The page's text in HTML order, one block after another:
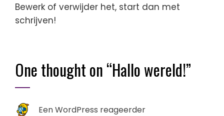
Bewerk of verwijder het, start dan met
schrijven!
One thought on “Hallo wereld!”
Een WordPress reageerder